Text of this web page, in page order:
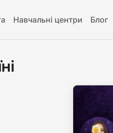
Навчальні центри Блог